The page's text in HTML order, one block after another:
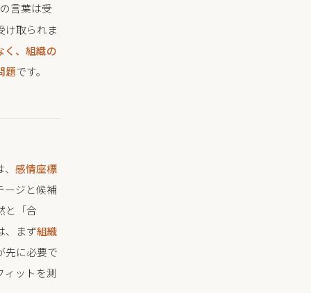
言葉は受
け取られま
く、組織の
題です。
感情座標
ージと候補
と「合
、まず組織
先に必要で
ィットを測